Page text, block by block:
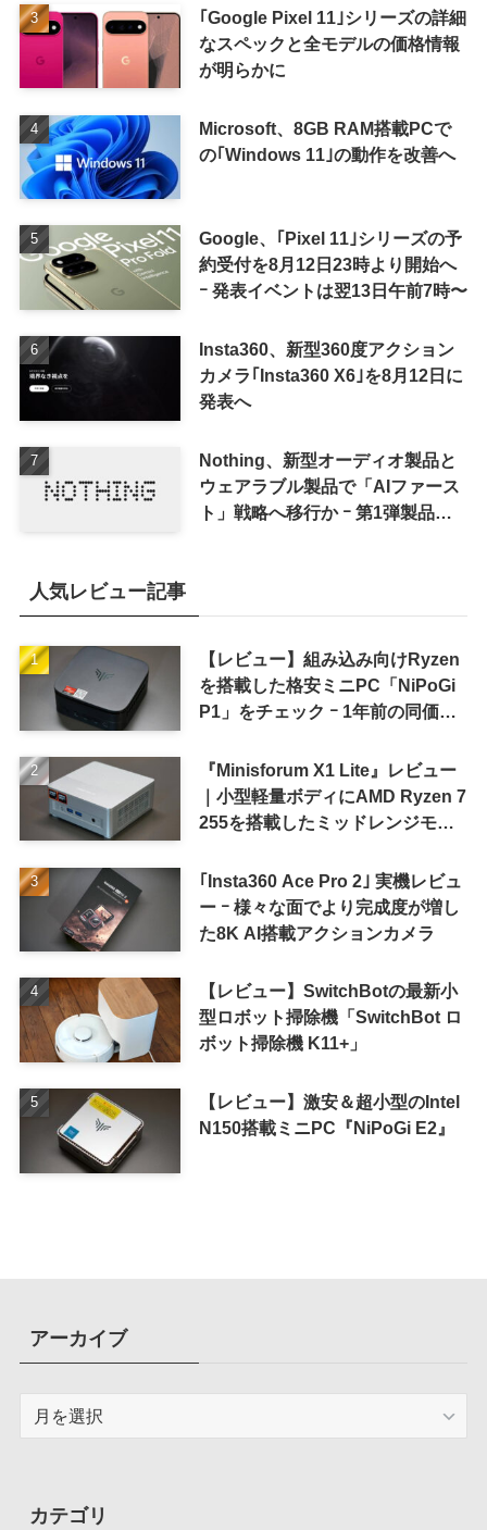
｢Google Pixel 11｣シリーズの詳細
なスペックと全モデルの価格情報
が明らかに
Microsoft、8GB RAM搭載PCで
の｢Windows 11｣の動作を改善へ
Google、｢Pixel 11｣シリーズの予
約受付を8月12日23時より開始へ
ｰ 発表イベントは翌13日午前7時〜
Insta360、新型360度アクション
カメラ｢Insta360 X6｣を8月12日に
発表へ
Nothing、新型オーディオ製品と
ウェアラブル製品で「AIファース
ト」戦略へ移行か ｰ 第1弾製品は
人気レビュー記事
【レビュー】組み込み向けRyzen
を搭載した格安ミニPC「NiPoGi
P1」をチェック ｰ 1年前の同価格
『Minisforum X1 Lite』レビュー
｜小型軽量ボディにAMD Ryzen 7
255を搭載したミッドレンジモデ
｢Insta360 Ace Pro 2｣ 実機レビュ
ー ｰ 様々な面でより完成度が増し
た8K AI搭載アクションカメラ
【レビュー】SwitchBotの最新小
型ロボット掃除機「SwitchBot ロ
ボット掃除機 K11+」
【レビュー】激安＆超小型のIntel
N150搭載ミニPC『NiPoGi E2』
アーカイブ
ブカテゴリ